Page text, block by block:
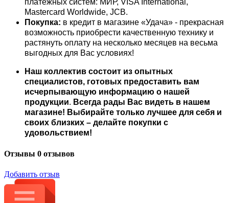
платёжных систем: МИР, VISA International,
Mastercard Worldwide, JCB.
Покупка: в кредит в магазине «Удача» - прекрасная
возможность приобрести качественную технику и
растянуть оплату на несколько месяцев на весьма
выгодных для Вас условиях!
Наш коллектив состоит из опытных
специалистов, готовых предоставить вам
исчерпывающую информацию о нашей
продукции. Всегда рады Вас видеть в нашем
магазине! Выбирайте только лучшее для себя и
своих близких – делайте покупки с
удовольствием!
Отзывы 0 отзывов
Добавить отзыв